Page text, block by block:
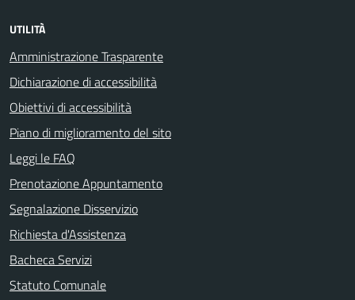
UTILITÀ
Amministrazione Trasparente
Dichiarazione di accessibilità
Obiettivi di accessibilità
Piano di miglioramento del sito
Leggi le FAQ
Prenotazione Appuntamento
Segnalazione Disservizio
Richiesta d'Assistenza
Bacheca Servizi
Statuto Comunale